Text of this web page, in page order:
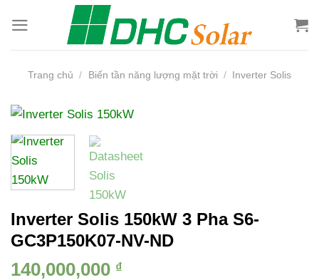
qua
nội
Trang chủ / Biến tần năng lượng mặt trời / Inverter Solis
Inverter Solis 150kW 3 Pha S6-
GC3P150K07-NV-ND
140,000,000 ₫